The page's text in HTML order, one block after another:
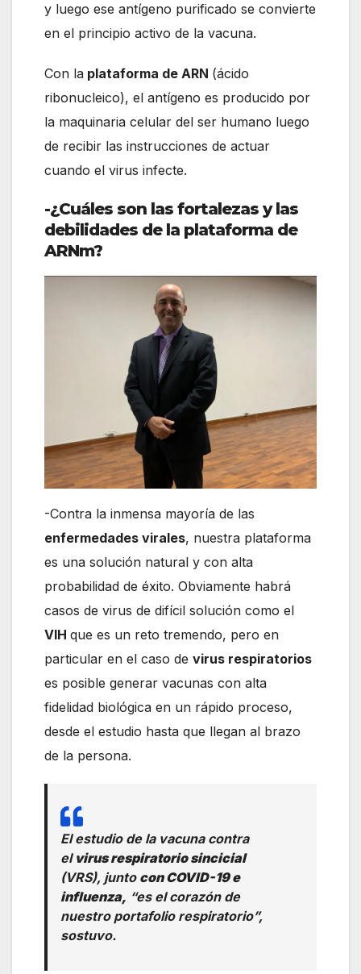
y luego ese antígeno purificado se convierte
en el principio activo de la vacuna.
Con la plataforma de ARN (ácido
ribonucleico), el antígeno es producido por
la maquinaria celular del ser humano luego
de recibir las instrucciones de actuar
cuando el virus infecte.
-¿Cuáles son las fortalezas y las
debilidades de la plataforma de
ARNm?
-Contra la inmensa mayoría de las
enfermedades virales, nuestra plataforma
es una solución natural y con alta
probabilidad de éxito. Obviamente habrá
casos de virus de difícil solución como el
VIH que es un reto tremendo, pero en
particular en el caso de virus respiratorios
es posible generar vacunas con alta
fidelidad biológica en un rápido proceso,
desde el estudio hasta que llegan al brazo
de la persona.
El estudio de la vacuna contra
el virus respiratorio sincicial
(VRS), junto con COVID-19 e
influenza, “es el corazón de
nuestro portafolio respiratorio”,
sostuvo.